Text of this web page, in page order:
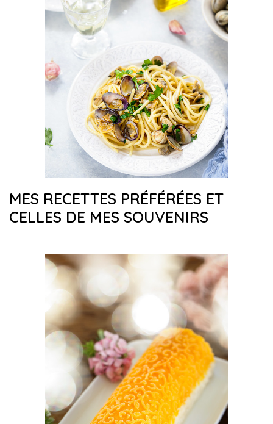
MES RECETTES PRÉFÉRÉES ET
CELLES DE MES SOUVENIRS